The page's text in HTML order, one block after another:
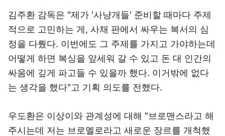
김주환 감독은 "제가 '사냥개들' 준비할 때마다 주제
적으로 고민하는 게, 사채 판에서 싸우는 복서의 심
정을 다뤘다. 이번에도 그 주제를 가지고 가야하는데
어떻게 하면 복싱을 앞세워 갈 수 있고 돈 대 인간의
싸움에 깊게 파고들 수 있을까 했다. 이거밖에 없다
는 생각을 했다"고 기획 의도를 전했다.
우도환은 이상이와 관계성에 대해 "브로맨스라고 해
주시는데 저는 브로멜로라고 새로운 장르를 개척했